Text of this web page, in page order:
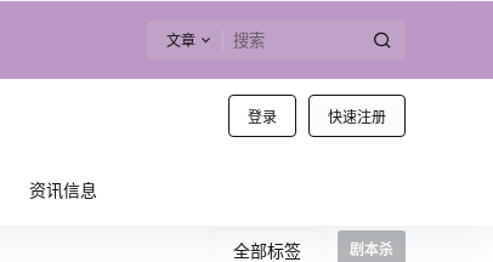
文章
登录 快速注册
资讯信息
全部标签 剧本杀